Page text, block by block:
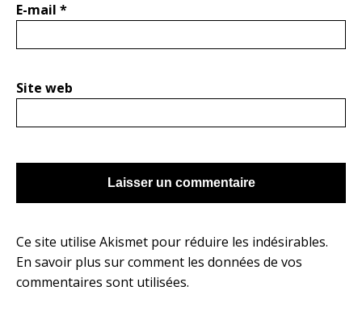
E-mail *
Site web
Ce site utilise Akismet pour réduire les indésirables.
En savoir plus sur comment les données de vos
commentaires sont utilisées.